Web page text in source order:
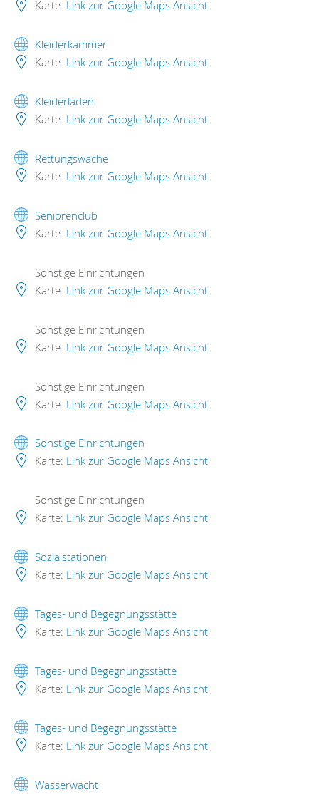
Karte: Link zur Google Maps Ansicht
Kleiderkammer
Karte: Link zur Google Maps Ansicht
Kleiderläden
Karte: Link zur Google Maps Ansicht
Rettungswache
Karte: Link zur Google Maps Ansicht
Seniorenclub
Karte: Link zur Google Maps Ansicht
Sonstige Einrichtungen
Karte: Link zur Google Maps Ansicht
Sonstige Einrichtungen
Karte: Link zur Google Maps Ansicht
Sonstige Einrichtungen
Karte: Link zur Google Maps Ansicht
Sonstige Einrichtungen
Karte: Link zur Google Maps Ansicht
Sonstige Einrichtungen
Karte: Link zur Google Maps Ansicht
Sozialstationen
Karte: Link zur Google Maps Ansicht
Tages- und Begegnungsstätte
Karte: Link zur Google Maps Ansicht
Tages- und Begegnungsstätte
Karte: Link zur Google Maps Ansicht
Tages- und Begegnungsstätte
Karte: Link zur Google Maps Ansicht
Wasserwacht